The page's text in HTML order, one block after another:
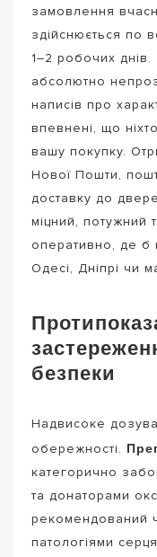
замовлення
здійснюється по
1–2 робочих днів.
абсолютно
написів про
впевнені, що
вашу покупку.
Нової Пошти,
доставку до
міцний, потужний
оперативно, де б
Одесі, Дніпрі чи
безпеки
Надвисоке
обережності.
категорично
та донаторами
рекомендований
патологіями